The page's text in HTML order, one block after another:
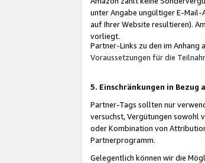
unter Angabe ungültiger E-Mail-
auf Ihrer Website resultieren).
vorliegt.
Partner-Links zu den im Anhang
Voraussetzungen für die
5. Einschränkungen in Bezug
Partner-Tags sollten nur
versuchst, Vergütungen sowohl
oder Kombination von
Partnerprogramm.
Gelegentlich können wir die